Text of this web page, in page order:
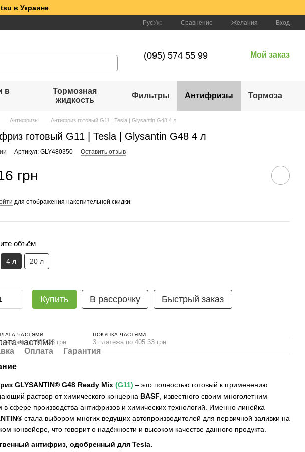
в Украине
РусУкр Сравнение Желания Вход
(095) 574 55 99 Мой заказ
в
Тормозная
жидкость
Фильтры Антифризы Тормоза
Антифризы Антифриз готовый G11 | Tesla | Glysantin G48 4 л
готовый G11 | Tesla | Glysantin G48 4 л
Артикул: GLY480350 Оставить отзыв
грн
для отображения накопительной скидки
объём
4 л 20 л
Купить В рассрочку Быстрый заказ
ЧАСТЯМИ
по 405.33 грн
ПОКУПКА ЧАСТЯМИ
3 платежа по 405.33 грн
Оплата
Гарантия
GLYSANTIN® G48 Ready Mix (G11) – это полностью готовый к применению
раствор от химического концерна BASF , известного своим многолетним
в сфере производства антифризов и химических технологий. Именно линейка
стала выбором многих ведущих автопроизводителей для первичной заливки на
конвейере, что говорит о надёжности и высоком качестве данного продукта.
антифриз, одобренный для Tesla.